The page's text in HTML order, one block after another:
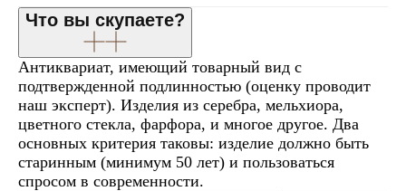
Что вы скупаете?
Антиквариат, имеющий товарный вид с
подтвержденной подлинностью (оценку проводит
наш эксперт). Изделия из серебра, мельхиора,
цветного стекла, фарфора, и многое другое. Два
основных критерия таковы: изделие должно быть
старинным (минимум 50 лет) и пользоваться
спросом в современности.